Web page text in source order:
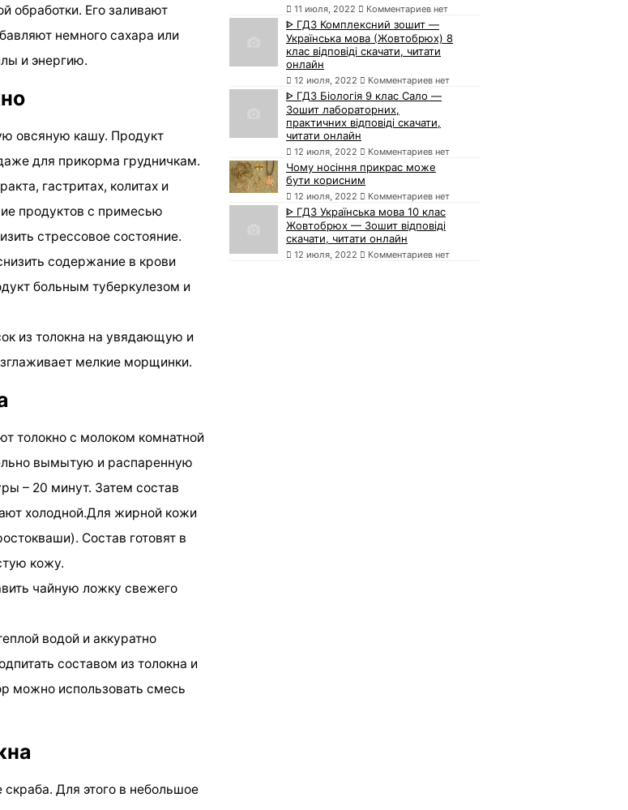
обработки. Его заливают
немного сахара или
и энергию.
овсяную кашу. Продукт
для прикорма грудничкам.
гастритах, колитах и
продуктов с примесью
стрессовое состояние.
содержание в крови
больным туберкулезом и
из толокна на увядающую и
мелкие морщинки.
толокно с молоком комнатной
вымытую и распаренную
– 20 минут. Затем состав
холодной.Для жирной кожи
Состав готовят в
кожу.
чайную ложку свежего
водой и аккуратно
составом из толокна и
можно использовать смесь
Для этого в небольшое
11 июля, 2022 Комментариев нет
ᐈ ГДЗ Комплексний зошит —
Українська мова (Жовтобрюх) 8
клас відповіді скачати, читати
онлайн
12 июля, 2022 Комментариев нет
ᐈ ГДЗ Біологія 9 клас Сало —
Зошит лабораторних,
практичних відповіді скачати,
читати онлайн
12 июля, 2022 Комментариев нет
Чому носіння прикрас може
бути корисним
12 июля, 2022 Комментариев нет
ᐈ ГДЗ Українська мова 10 клас
Жовтобрюх — Зошит відповіді
скачати, читати онлайн
12 июля, 2022 Комментариев нет